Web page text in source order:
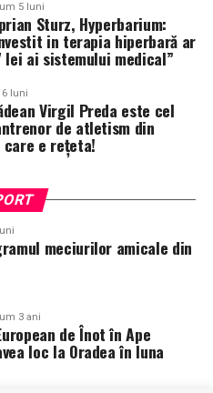
5 luni
Sturz, Hyperbarium:
in terapia hiperbară ar
lei ai sistemului medical”
luni
Virgil Preda este cel
de atletism din
care e rețeta!
meciurilor amicale din
3 ani
de Înot în Ape
loc la Oradea în luna